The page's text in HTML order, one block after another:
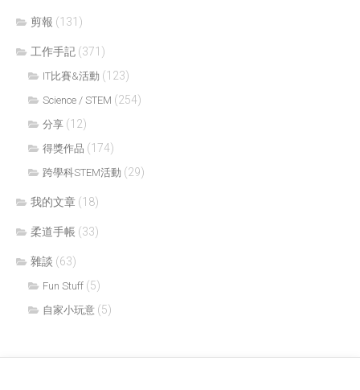
剪報 (131)
工作手記 (371)
IT比賽&活動 (123)
Science / STEM (254)
分享 (12)
得獎作品 (174)
跨學科STEM活動 (29)
我的文章 (18)
柔道手帳 (33)
雜談 (63)
Fun Stuff (5)
自家小玩意 (5)